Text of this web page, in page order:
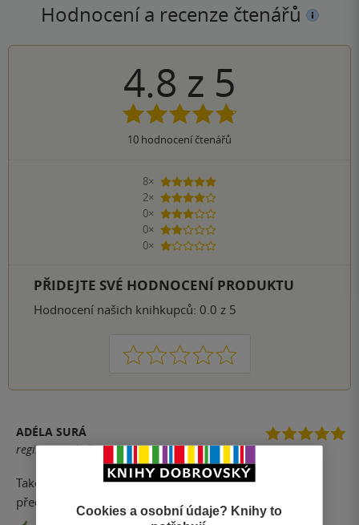
Hodnocení a recenze čtenářů
4.8 z 5
10 hodnocení čtenářů
8×
5 hvězdiček
2×
4 hvězdičky
0×
3 hvězdičky
0×
2 hvězdičky
0×
1 hvezdička
PŘIDEJTE SVÉ HODNOCENÍ PRODUKTU
Hodnocení našich knihkupců: 0.0 z 5
1 2 3 4 5
ADÉLA SURÁ
registrovaný uživatel
Takovou knihu jsem dlouho nečetla. Tuhle knihu ocení
především všichni milovnici kvalitní literatury.
Cookies a osobní údaje? Knihy to